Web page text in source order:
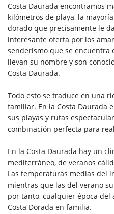
Costa Daurada encontramos
kilómetros de playa, la
dorado que precisamente le
interesante oferta por los
senderismo que se encuentra
llevan su nombre y son
Costa Daurada.
Todo esto se traduce en una
familiar. En la Costa Daurada
sus playas y rutas
combinación perfecta para
En la Costa Daurada hay un
mediterráneo, de veranos
Las temperaturas medias del
mientras que las del verano
por tanto, cualquier época del
Costa Dorada en familia.